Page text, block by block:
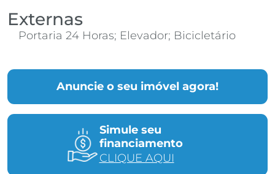
Anuncie o seu imóvel agora!
Simule seu
financiamento
CLIQUE AQUI
Externas
Portaria 24 Horas; Elevador; Bicicletário